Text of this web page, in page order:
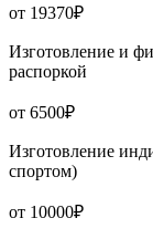
от 19370₽
Изготовление и
распоркой
от 6500₽
Изготовление
спортом)
от 10000₽